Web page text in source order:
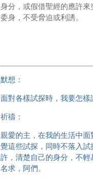
身分，或假借聖經的應許
委身，不受脅迫或利誘。
默想：
面對各樣試探時，我要怎樣
祈禱：
親愛的主，在我的生活中
覺這些試探，同時不落入
許，清楚自己的身分，不
名求，阿們。